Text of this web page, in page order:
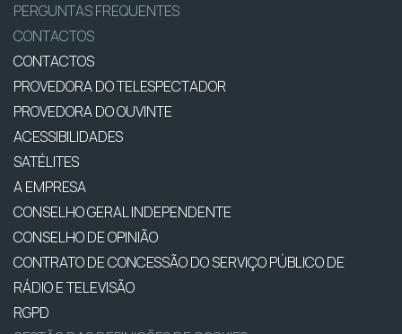
PERGUNTAS FREQUENTES
CONTACTOS
CONTACTOS
PROVEDORA DO TELESPECTADOR
PROVEDORA DO OUVINTE
ACESSIBILIDADES
SATÉLITES
A EMPRESA
CONSELHO GERAL INDEPENDENTE
CONSELHO DE OPINIÃO
CONTRATO DE CONCESSÃO DO SERVIÇO PÚBLICO DE
RÁDIO E TELEVISÃO
RGPD